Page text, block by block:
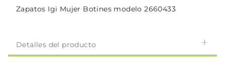
Zapatos Igi Mujer Botines modelo 2660433
Detalles del producto